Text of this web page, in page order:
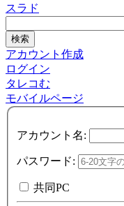
スラド
アカウント作成
ログイン
タレコむ
モバイルページ
アカウント名:
パスワード:
共同PC